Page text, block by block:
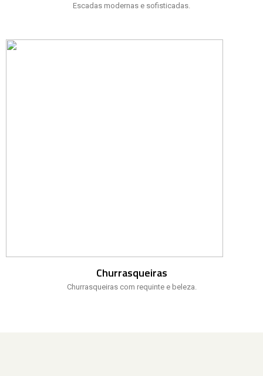
Escadas modernas e sofisticadas.
Churrasqueiras
Churrasqueiras com requinte e beleza.